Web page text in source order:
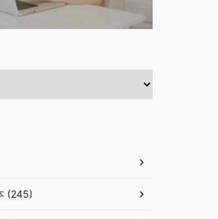
(245)